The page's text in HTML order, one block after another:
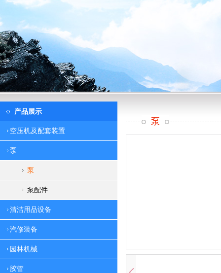
产品展示
空压机及配套装置
泵
泵
泵配件
清洁用品设备
汽修装备
园林机械
胶管
泵